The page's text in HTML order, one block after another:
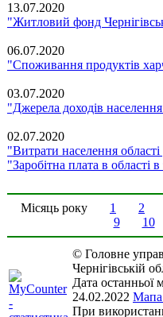
13.07.2020
"Житловий фонд
06.07.2020
"Споживання продуктів
03.07.2020
"Джерела доходів
02.07.2020
"Витрати населення
"Заробітна плата в області
Місяць року 1 2
9
10
© Головне
Чернігівській
Дата останньої
24.02.2022 Мапа
При